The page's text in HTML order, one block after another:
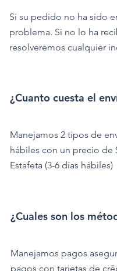
Si su pedido no ha sido
problema. Si no lo ha
resolveremos cualquier
¿Cuanto cuesta el
Manejamos 2 tipos de
hábiles con un precio de
Estafeta (3-6 días hábiles)
¿Cuales son los
Manejamos pagos
pagos con tarjetas de